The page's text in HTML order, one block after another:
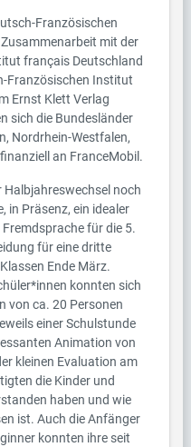
Französischen
mit der
français Deutschland
Französischen Institut
Ernst Klett Verlag
sich die Bundesländer
Nordrhein-Westfalen,
an FranceMobil.
Halbjahreswechsel noch
in Präsenz, ein idealer
für die 5.
für eine dritte
Ende März.
konnten sich
von ca. 20 Personen
einer Schulstunde
Animation von
kleinen Evaluation am
die Kinder und
haben und wie
ist. Auch die Anfänger
konnten ihre seit